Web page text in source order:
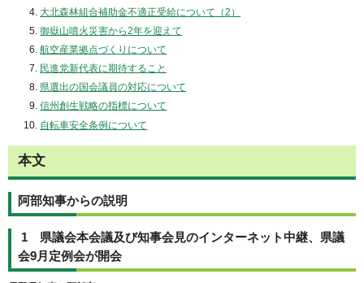
大北森林組合補助金不適正受給について（2）
御嶽山噴火災害から2年を迎えて
航空産業拠点づくりについて
民進党新代表に期待すること
県選出の国会議員の対応について
信州創生戦略の指標について
自転車安全条例について
本文
阿部知事からの説明
1 県議会本会議及び知事会見のインターネット中継、県議
会9月定例会が開会